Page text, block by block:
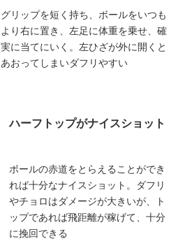
グリップを短く持ち、ボールをいつも
より右に置き、左足に体重を乗せ、確
実に当てにいく。左ひざが外に開くと
あおってしまいダフリやすい
ハーフトップがナイスショット
ボールの赤道をとらえることができ
れば十分なナイスショット。ダフリ
やチョロはダメージが大きいが、ト
ップであれば飛距離が稼げて、十分
に挽回できる